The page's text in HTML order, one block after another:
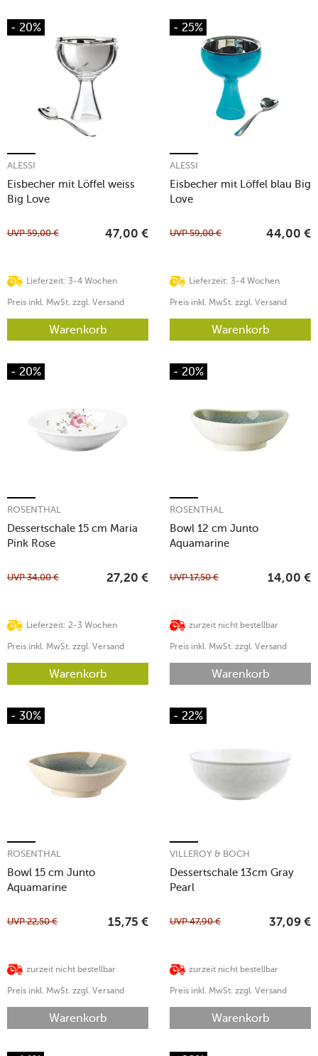
- 20%
Eisbecher mit Löffel weiss
Big Love
ALESSI
Lieferzeit: 3-4 Wochen
UVP59,00 € 47,00 €
Preis inkl. MwSt. zzgl. Versand
Warenkorb
- 25%
Eisbecher mit Löffel blau Big
Love
ALESSI
Lieferzeit: 3-4 Wochen
UVP59,00 € 44,00 €
Preis inkl. MwSt. zzgl. Versand
Warenkorb
- 20%
Dessertschale 15 cm Maria
Pink Rose
ROSENTHAL
Lieferzeit: 2-3 Wochen
UVP34,00 € 27,20 €
Preis inkl. MwSt. zzgl. Versand
Warenkorb
- 20%
Bowl 12 cm Junto
Aquamarine
ROSENTHAL
zurzeit nicht bestellbar
UVP17,50 € 14,00 €
Preis inkl. MwSt. zzgl. Versand
Warenkorb
- 30%
Bowl 15 cm Junto
Aquamarine
ROSENTHAL
zurzeit nicht bestellbar
UVP22,50 € 15,75 €
Preis inkl. MwSt. zzgl. Versand
Warenkorb
- 22%
Dessertschale 13cm Gray
Pearl
VILLEROY & BOCH
zurzeit nicht bestellbar
UVP47,90 € 37,09 €
Preis inkl. MwSt. zzgl. Versand
Warenkorb